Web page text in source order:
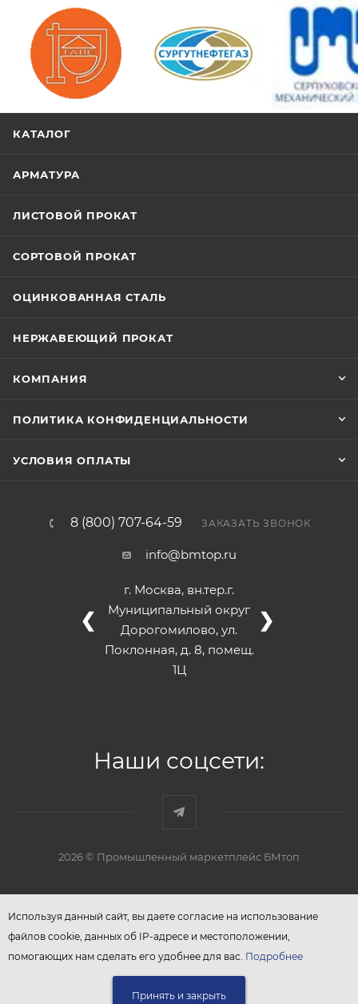
КАТАЛОГ
АРМАТУРА
ЛИСТОВОЙ ПРОКАТ
СОРТОВОЙ ПРОКАТ
ОЦИНКОВАННАЯ СТАЛЬ
НЕРЖАВЕЮЩИЙ ПРОКАТ
КОМПАНИЯ
ПОЛИТИКА КОНФИДЕНЦИАЛЬНОСТИ
УСЛОВИЯ ОПЛАТЫ
8 (800) 707-64-59 ЗАКАЗАТЬ ЗВОНОК
info@bmtop.ru
г. Москва, вн.тер.г.
Муниципальный округ
Дорогомилово, ул.
Поклонная, д. 8, помещ.
1Ц
❮ ❯
Наши соцсети:
2026 © Промышленный маркетплейс БМтоп
Используя данный сайт, вы даете согласие на использование
файлов cookie, данных об IP-адресе и местоположении,
помогающих нам сделать его удобнее для вас. Подробнее
Принять и закрыть